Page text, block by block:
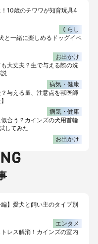
10歳のチワワが知育玩具4
くらし
と一緒に楽しめるドッグイベ
お出かけ
大丈夫？生で与える際の洗
病気・健康
与える量、注意点を獣医師
病気・健康
合う？カインズの犬用首輪
してみた
お出かけ
編】愛犬と飼い主のタイプ別
エンタメ
レス解消！カインズの室内